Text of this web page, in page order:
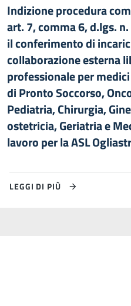
Indizione procedura
art. 7, comma 6, d.lgs.
il conferimento di
collaborazione esterna
professionale per
di Pronto Soccorso,
Pediatria, Chirurgia,
ostetricia, Geriatria e
lavoro per la ASL
LEGGI DI PIÙ